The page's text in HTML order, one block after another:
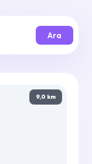
Ara
9,0 km